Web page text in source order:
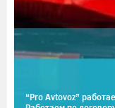
“Pro Avtovoz”